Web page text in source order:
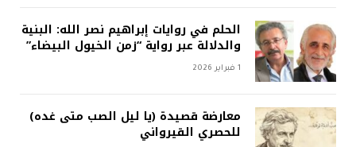
الحلم في روايات إبراهيم نصر الله: البنية
والدلالة عبر رواية “زمن الخيول البيضاء”
1 فبراير 2026
معارضة قصيدة (يا ليل الصب متى غده)
للحصري القيرواني